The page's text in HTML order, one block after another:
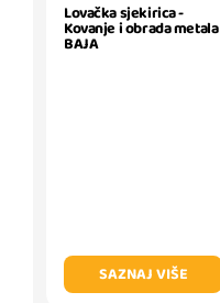
Lovačka sjekirica -
Kovanje i obrada metala
BAJA
SAZNAJ VIŠE